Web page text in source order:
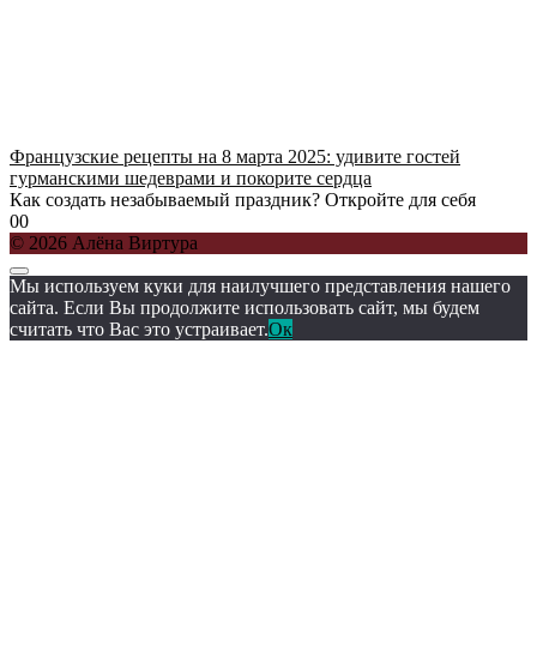
Французские рецепты на 8 марта 2025: удивите гостей
гурманскими шедеврами и покорите сердца
Как создать незабываемый праздник? Откройте для себя
00
© 2026 Алёна Виртура
Мы используем куки для наилучшего представления нашего
сайта. Если Вы продолжите использовать сайт, мы будем
считать что Вас это устраивает.Ок